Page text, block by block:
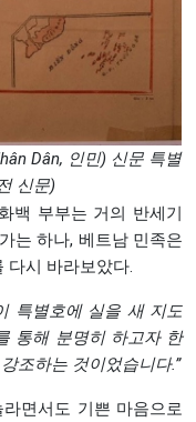
Dân, 인민) 신문 특별
신문)
백 부부는 거의 반세기
는 하나, 베트남 민족은
다시 바라보았다.
특별호에 실을 새 지도
통해 분명히 하고자 한
강조하는 것이었습니다.”
면서도 기쁜 마음으로